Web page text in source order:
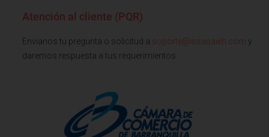
Atención al cliente (PQR)
Envianos tu pregunta o solicitud a soporte@issasaieh.com y
daremos respuesta a tus requerimientos